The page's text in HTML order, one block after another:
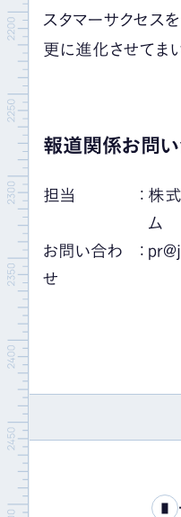
スタマーサクセス
更に進化させてまい
報道関係お問
担当 ： 株
ム
お問い合わ
せ
：